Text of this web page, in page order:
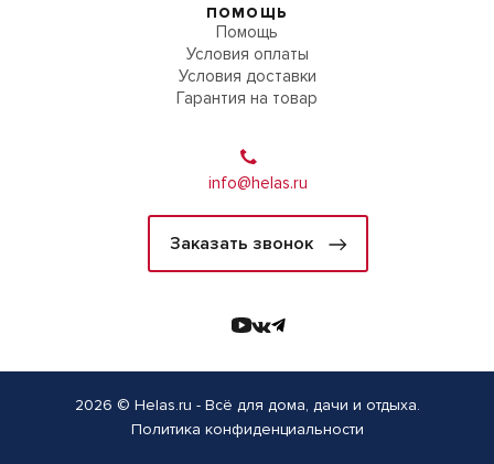
ПОМОЩЬ
Помощь
Условия оплаты
Условия доставки
Гарантия на товар
info@helas.ru
Заказать звонок
2026 © Helas.ru - Всё для дома, дачи и отдыха.
Политика конфиденциальности